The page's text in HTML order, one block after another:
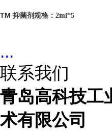
TM 抑菌剂 规格：2ml*5
...
联系我们
青岛高科技工
术有限公司